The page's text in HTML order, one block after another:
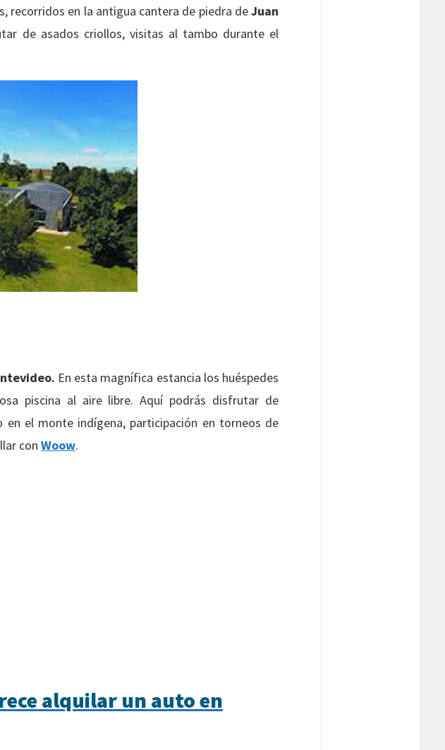
recorridos en la antigua cantera de piedra deJuan
de asados criollos, visitas al tambo durante el
En esta magnífica estancia los huéspedes
piscina al aire libre. Aquí podrás disfrutar de
el monte indígena, participación en torneos de
con Woow.
alquilar un auto en